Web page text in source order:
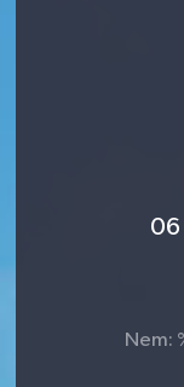
06
Nem:
HABERDE
MAGAZİN
POLİTİKA